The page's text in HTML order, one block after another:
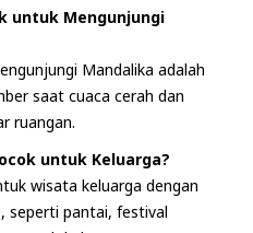
untuk Mengunjungi
Mandalika adalah
saat cuaca cerah dan
ruangan.
untuk Keluarga?
wisata keluarga dengan
seperti pantai, festival